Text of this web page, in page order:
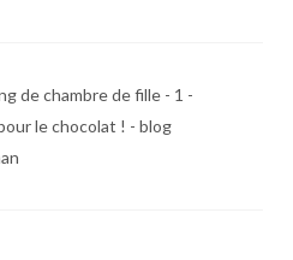
de chambre de fille - 1 -
le chocolat ! - blog